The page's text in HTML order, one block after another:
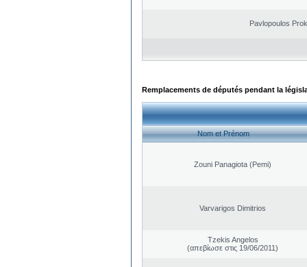
Pavlopoulos
Remplacements de députés pendant la
Nom et Prénom
Zouni Panagiota (Pemi)
Varvarigos Dimitrios
Tzekis Angelos
(απεβίωσε στις 19/06/2011)